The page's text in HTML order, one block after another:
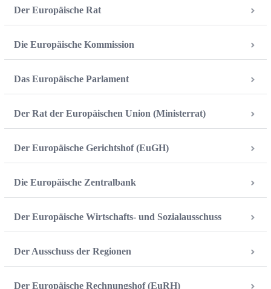
Der Europäische Rat
Die Europäische Kommission
Das Europäische Parlament
Der Rat der Europäischen Union (Ministerrat)
Der Europäische Gerichtshof (EuGH)
Die Europäische Zentralbank
Der Europäische Wirtschafts- und Sozialausschuss
Der Ausschuss der Regionen
Der Europäische Rechnungshof (EuRH)